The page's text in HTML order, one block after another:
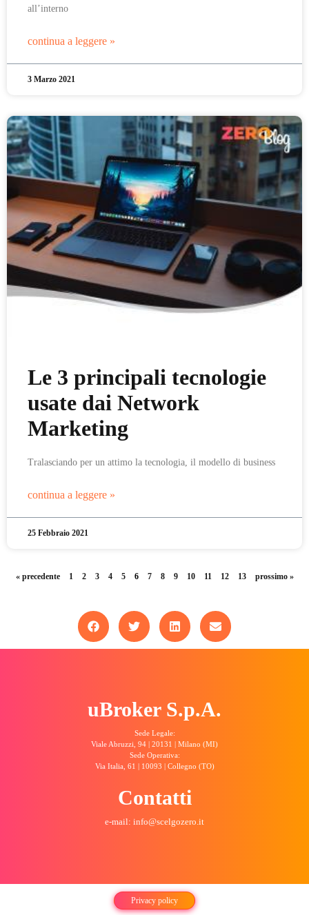
all’interno
continua a leggere »
3 Marzo 2021
Le 3 principali tecnologie
usate dai Network
Marketing
Tralasciando per un attimo la tecnologia, il modello di business
continua a leggere »
25 Febbraio 2021
« precedente 1 2 3 4 5 6 7 8 9 10 11 12 13 prossimo »
uBroker S.p.A.
Sede Legale:
Viale Abruzzi, 94 | 20131 | Milano (MI)
Sede Operativa:
Via Italia, 61 | 10093 | Collegno (TO)
Contatti
e-mail: info@scelgozero.it
Privacy policy